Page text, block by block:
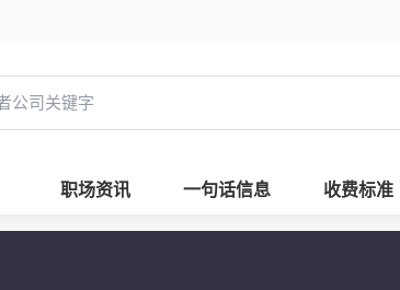
职场资讯 一句话信息 收费标准